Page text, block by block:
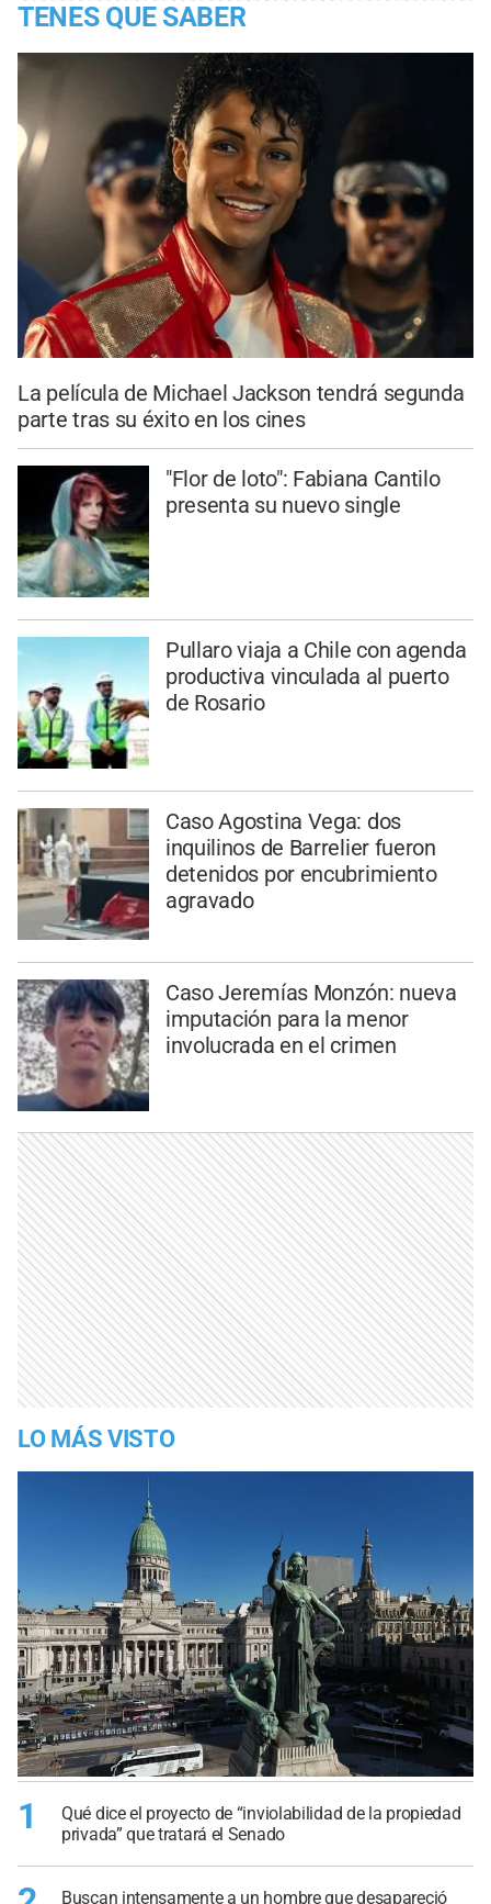
TENES QUE SABER
La película de Michael Jackson tendrá segunda
parte tras su éxito en los cines
"Flor de loto": Fabiana Cantilo
presenta su nuevo single
Pullaro viaja a Chile con agenda
productiva vinculada al puerto
de Rosario
Caso Agostina Vega: dos
inquilinos de Barrelier fueron
detenidos por encubrimiento
agravado
Caso Jeremías Monzón: nueva
imputación para la menor
involucrada en el crimen
LO MÁS VISTO
1
Qué dice el proyecto de “inviolabilidad de la propiedad
privada” que tratará el Senado
Buscan intensamente a un hombre que desapareció